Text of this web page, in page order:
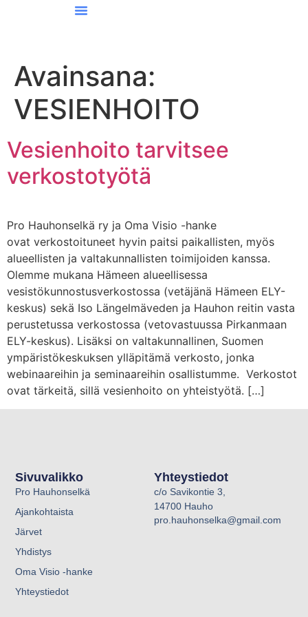
Avainsana:
VESIENHOITO
Vesienhoito tarvitsee
verkostotyötä
Pro Hauhonselkä ry ja Oma Visio -hanke
ovat verkostoituneet hyvin paitsi paikallisten, myös
alueellisten ja valtakunnallisten toimijoiden kanssa.
Olemme mukana Hämeen alueellisessa
vesistökunnostusverkostossa (vetäjänä Hämeen ELY-
keskus) sekä Iso Längelmäveden ja Hauhon reitin vasta
perustetussa verkostossa (vetovastuussa Pirkanmaan
ELY-keskus). Lisäksi on valtakunnallinen, Suomen
ympäristökeskuksen ylläpitämä verkosto, jonka
webinaareihin ja seminaareihin osallistumme. Verkostot
ovat tärkeitä, sillä vesienhoito on yhteistyötä. […]
Sivuvalikko
Pro Hauhonselkä
Ajankohtaista
Järvet
Yhdistys
Oma Visio -hanke
Yhteystiedot
Yhteystiedot
c/o Savikontie 3,
14700 Hauho
pro.hauhonselka@gmail.com